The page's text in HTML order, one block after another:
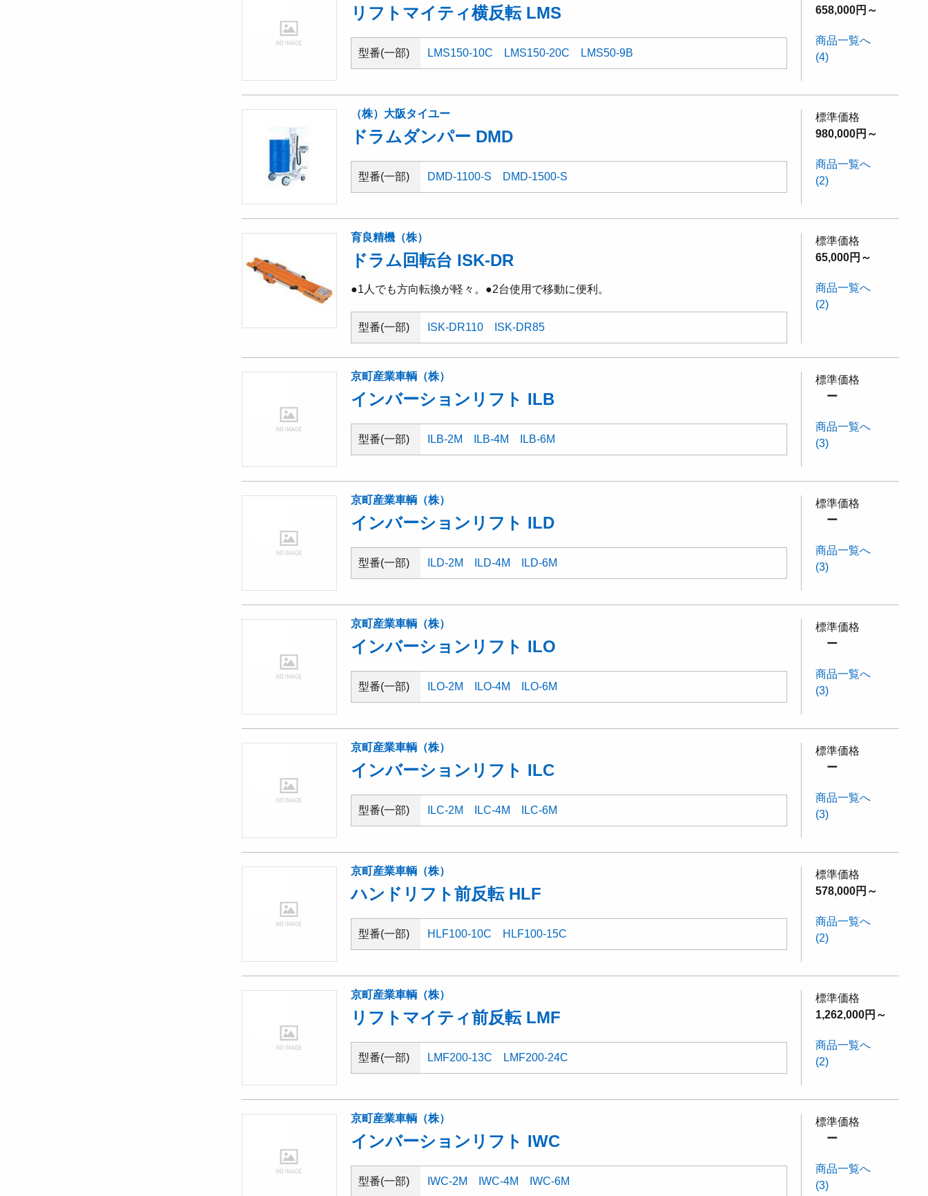
リフトマイティ横反転 LMS
型番(一部) LMS150-10C LMS150-20C LMS50-9B
658,000円～
商品一覧へ
(4)
（株）大阪タイユー
ドラムダンパー DMD
型番(一部) DMD-1100-S DMD-1500-S
標準価格
980,000円～
商品一覧へ
(2)
育良精機（株）
ドラム回転台 ISK-DR
●1人でも方向転換が軽々。●2台使用で移動に便利。
型番(一部) ISK-DR110 ISK-DR85
標準価格
65,000円～
商品一覧へ
(2)
京町産業車輌（株）
インバーションリフト ILB
型番(一部) ILB-2M ILB-4M ILB-6M
標準価格
ー
商品一覧へ
(3)
京町産業車輌（株）
インバーションリフト ILD
型番(一部) ILD-2M ILD-4M ILD-6M
標準価格
ー
商品一覧へ
(3)
京町産業車輌（株）
インバーションリフト ILO
型番(一部) ILO-2M ILO-4M ILO-6M
標準価格
ー
商品一覧へ
(3)
京町産業車輌（株）
インバーションリフト ILC
型番(一部) ILC-2M ILC-4M ILC-6M
標準価格
ー
商品一覧へ
(3)
京町産業車輌（株）
ハンドリフト前反転 HLF
型番(一部) HLF100-10C HLF100-15C
標準価格
578,000円～
商品一覧へ
(2)
京町産業車輌（株）
リフトマイティ前反転 LMF
型番(一部) LMF200-13C LMF200-24C
標準価格
1,262,000円～
商品一覧へ
(2)
京町産業車輌（株）
インバーションリフト IWC
型番(一部) IWC-2M IWC-4M IWC-6M
標準価格
ー
商品一覧へ
(3)